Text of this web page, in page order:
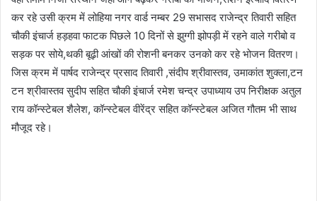
कर रहे उसी क्रम में लोहिया नगर वार्ड नम्बर 29 सभासद राजेन्द्र तिवारी सहित
चौकी इंचार्ज हड़हवा फाटक पिछले 10 दिनों से झुग्गी झोपड़ी में रहने वाले गरीबो व
सड़क पर सोये,थकी बूढ़ी आंखों की रोशनी बनकर उनको कर रहे भोजन वितरण।
जिस क्रम में पार्षद राजेन्द्र प्रसाद तिवारी ,संदीप श्रीवास्तव, उमाकांत शुक्ला,टन
टन श्रीवास्तव सुदीप सहित चौकी इंचार्ज रमेश चन्द्र उपाध्याय उप निरीक्षक अतुल
राय कॉन्स्टेबल शैलेश, कॉन्स्टेबल वीरेंद्र सहित कॉन्स्टेबल अजित गौतम भी साथ
मौजूद रहे।